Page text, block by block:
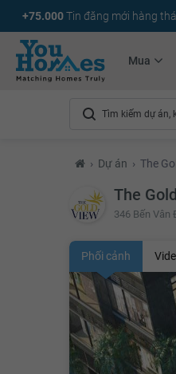
+75.000Tin đăng mới hàng
Mua
› Dự án › The
The
346 Bến Vân
Phối cảnh